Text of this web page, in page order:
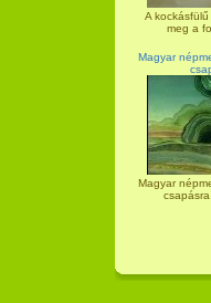
A
meg a
Magyar
Magyar